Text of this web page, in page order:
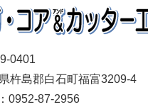
0401
杵島郡白石町福富3209-4
0952-87-2956